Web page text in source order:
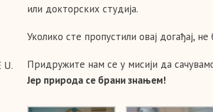
U.
или докторских студија.
Уколико сте пропустили овај догађај,
Придружите нам се у мисији да
Јер природа се брани знањем!